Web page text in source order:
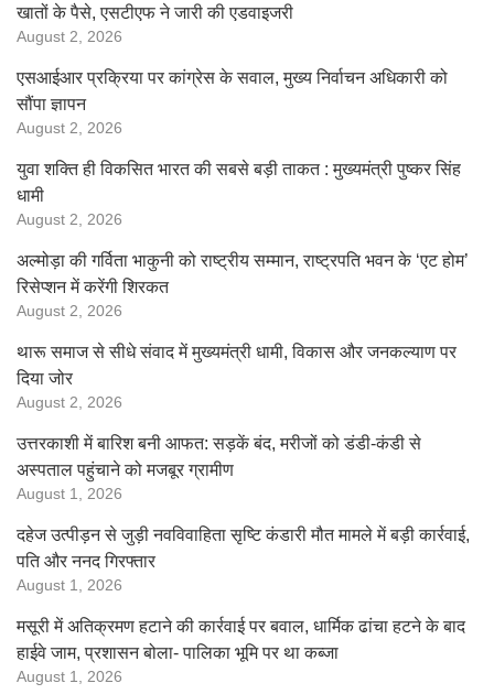
खातों के पैसे, एसटीएफ ने जारी की एडवाइजरी
August 2, 2026
एसआईआर प्रक्रिया पर कांग्रेस के सवाल, मुख्य निर्वाचन अधिकारी को
सौंपा ज्ञापन
August 2, 2026
युवा शक्ति ही विकसित भारत की सबसे बड़ी ताकत : मुख्यमंत्री पुष्कर सिंह
धामी
August 2, 2026
अल्मोड़ा की गर्विता भाकुनी को राष्ट्रीय सम्मान, राष्ट्रपति भवन के ‘एट होम’
रिसेप्शन में करेंगी शिरकत
August 2, 2026
थारू समाज से सीधे संवाद में मुख्यमंत्री धामी, विकास और जनकल्याण पर
दिया जोर
August 2, 2026
उत्तरकाशी में बारिश बनी आफत: सड़कें बंद, मरीजों को डंडी-कंडी से
अस्पताल पहुंचाने को मजबूर ग्रामीण
August 1, 2026
दहेज उत्पीड़न से जुड़ी नवविवाहिता सृष्टि कंडारी मौत मामले में बड़ी कार्रवाई,
पति और ननद गिरफ्तार
August 1, 2026
मसूरी में अतिक्रमण हटाने की कार्रवाई पर बवाल, धार्मिक ढांचा हटने के बाद
हाईवे जाम, प्रशासन बोला- पालिका भूमि पर था कब्जा
August 1, 2026